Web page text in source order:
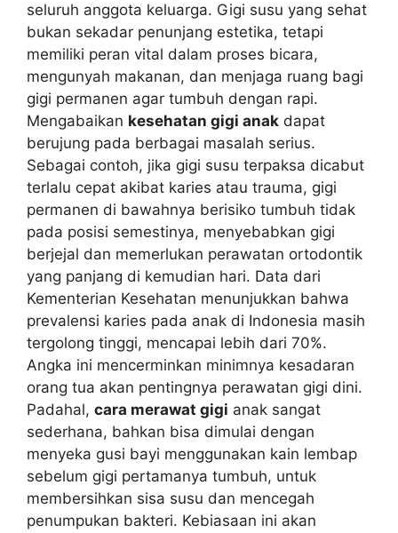
seluruh anggota keluarga. Gigi susu yang sehat
bukan sekadar penunjang estetika, tetapi
memiliki peran vital dalam proses bicara,
mengunyah makanan, dan menjaga ruang bagi
gigi permanen agar tumbuh dengan rapi.
Mengabaikan kesehatan gigi anak dapat
berujung pada berbagai masalah serius.
Sebagai contoh, jika gigi susu terpaksa dicabut
terlalu cepat akibat karies atau trauma, gigi
permanen di bawahnya berisiko tumbuh tidak
pada posisi semestinya, menyebabkan gigi
berjejal dan memerlukan perawatan ortodontik
yang panjang di kemudian hari. Data dari
Kementerian Kesehatan menunjukkan bahwa
prevalensi karies pada anak di Indonesia masih
tergolong tinggi, mencapai lebih dari 70%.
Angka ini mencerminkan minimnya kesadaran
orang tua akan pentingnya perawatan gigi dini.
Padahal, cara merawat gigi anak sangat
sederhana, bahkan bisa dimulai dengan
menyeka gusi bayi menggunakan kain lembap
sebelum gigi pertamanya tumbuh, untuk
membersihkan sisa susu dan mencegah
penumpukan bakteri. Kebiasaan ini akan